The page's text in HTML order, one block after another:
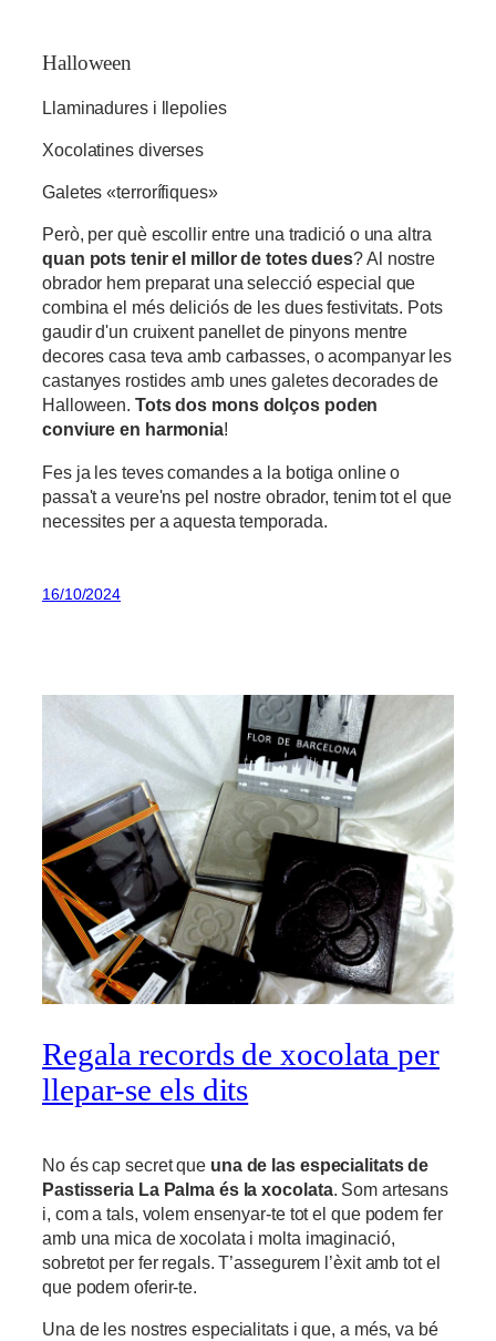
Halloween
Llaminadures i llepolies
Xocolatines diverses
Galetes «terrorífiques»
Però, per què escollir entre una tradició o una altra
quan pots tenir el millor de totes dues? Al nostre
obrador hem preparat una selecció especial que
combina el més deliciós de les dues festivitats. Pots
gaudir d'un cruixent panellet de pinyons mentre
decores casa teva amb carbasses, o acompanyar les
castanyes rostides amb unes galetes decorades de
Halloween. Tots dos mons dolços poden
conviure en harmonia!
Fes ja les teves comandes a la botiga online o
passa't a veure'ns pel nostre obrador, tenim tot el que
necessites per a aquesta temporada.
16/10/2024
Regala records de xocolata per
llepar-se els dits
No és cap secret que una de las especialitats de
Pastisseria La Palma és la xocolata . Som artesans
i, com a tals, volem ensenyar-te tot el que podem fer
amb una mica de xocolata i molta imaginació,
sobretot per fer regals. T’assegurem l’èxit amb tot el
que podem oferir-te.
Una de les nostres especialitats i que, a més, va bé